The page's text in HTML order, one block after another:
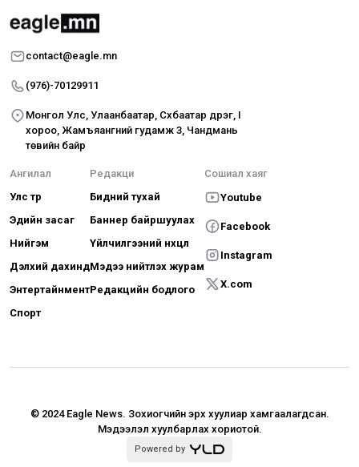
contact@eagle.mn
(976)-70129911
Монгол Улс, Улаанбаатар, Сүхбаатар дүүрэг, I
хороо, Жамъяангүний гудамж 3, Чандмань
төвийн байр
Ангилал
Улс төр
Эдийн засаг
Нийгэм
Дэлхий дахинд
Энтертайнмент
Спорт
Редакци
Бидний тухай
Баннер байршуулах
Үйлчилгээний нөхцөл
Мэдээ нийтлэх журам
Редакцийн бодлого
Сошиал хаяг
Youtube
Facebook
Instagram
X.com
© 2024 Eagle News. Зохиогчийн эрх хуулиар хамгаалагдсан.
Мэдээлэл хуулбарлах хориотой.
Powered by